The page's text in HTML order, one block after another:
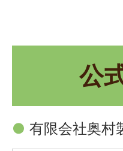
公
● 有限会社奥村